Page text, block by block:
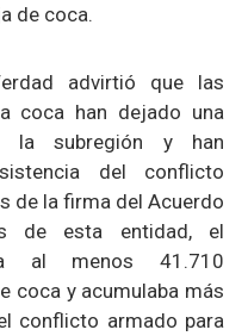
de coca.
advirtió que las
coca han dejado una
la subregión y han
del conflicto
de la firma del Acuerdo
de esta entidad, el
al menos 41.710
coca y acumulaba más
conflicto armado para